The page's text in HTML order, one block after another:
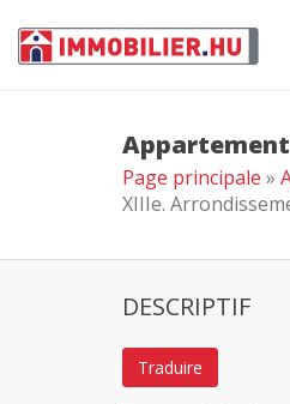
Page principale »
XIIIe.
DESCRIPTIF
Traduire